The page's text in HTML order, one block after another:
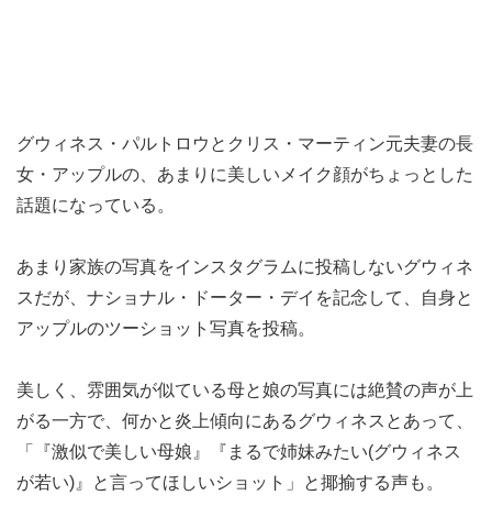
グウィネス・パルトロウとクリス・マーティン元夫妻の長
女・アップルの、あまりに美しいメイク顔がちょっとした
話題になっている。
あまり家族の写真をインスタグラムに投稿しないグウィネ
スだが、ナショナル・ドーター・デイを記念して、自身と
アップルのツーショット写真を投稿。
美しく、雰囲気が似ている母と娘の写真には絶賛の声が上
がる一方で、何かと炎上傾向にあるグウィネスとあって、
「『激似で美しい母娘』『まるで姉妹みたい(グウィネス
が若い)』と言ってほしいショット」と揶揄する声も。